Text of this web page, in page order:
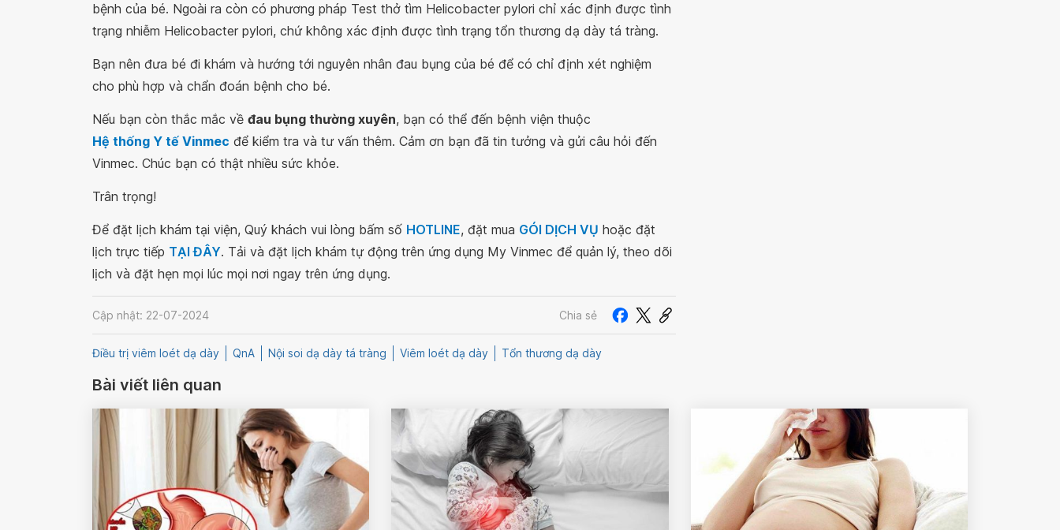
bệnh của bé. Ngoài ra còn có phương pháp Test thở tìm Helicobacter pylori chỉ xác định được tình
trạng nhiễm Helicobacter pylori, chứ không xác định được tình trạng tổn thương dạ dày tá tràng.
Bạn nên đưa bé đi khám và hướng tới nguyên nhân đau bụng của bé để có chỉ định xét nghiệm
cho phù hợp và chẩn đoán bệnh cho bé.
Nếu bạn còn thắc mắc về đau bụng thường xuyên, bạn có thể đến bệnh viện thuộc
Hệ thống Y tế Vinmec để kiểm tra và tư vấn thêm. Cảm ơn bạn đã tin tưởng và gửi câu hỏi đến
Vinmec. Chúc bạn có thật nhiều sức khỏe.
Trân trọng!
Để đặt lịch khám tại viện, Quý khách vui lòng bấm số HOTLINE, đặt mua GÓI DỊCH VỤ hoặc đặt
lịch trực tiếp TẠI ĐÂY. Tải và đặt lịch khám tự động trên ứng dụng My Vinmec để quản lý, theo dõi
lịch và đặt hẹn mọi lúc mọi nơi ngay trên ứng dụng.
Cập nhật: 22-07-2024 Chia sẻ
Điều trị viêm loét dạ dày QnA Nội soi dạ dày tá tràng Viêm loét dạ dày Tổn thương dạ dày
Bài viết liên quan